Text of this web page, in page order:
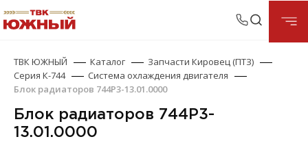
ТВК ЮЖНЫЙ Каталог
Запчасти Кировец (ПТЗ)
Серия К-744
Система охлаждения двигателя
Блок радиаторов 744Р3-13.01.0000
Блок радиаторов 744Р3-
13.01.0000